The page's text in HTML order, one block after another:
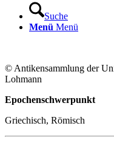
Suche
Menü Menü
© Antikensammlung der
Lohmann
Epochenschwerpunkt
Griechisch, Römisch